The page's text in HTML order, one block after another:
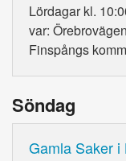
Lördagar kl.
var:
Finspångs
Söndag
Gamla Saker